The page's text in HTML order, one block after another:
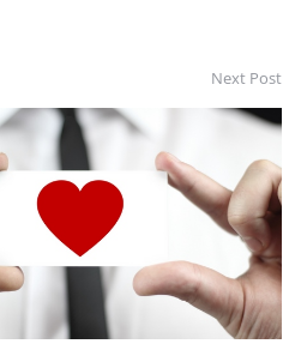
Next Post